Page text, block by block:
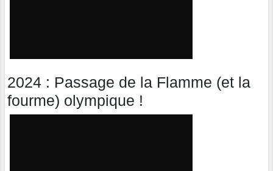
2024 : Passage de la Flamme (et la
fourme) olympique !